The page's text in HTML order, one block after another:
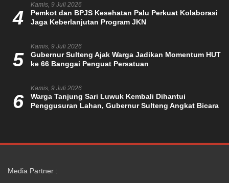
4
Kamis, 9 Juli 2026
Pemkot dan BPJS Kesehatan Palu Perkuat Kolaborasi
Jaga Keberlanjutan Program JKN
5
Kamis, 9 Juli 2026
Gubernur Sulteng Ajak Warga Jadikan Momentum HUT
ke 66 Banggai Penguat Persatuan
6
Kamis, 9 Juli 2026
Warga Tanjung Sari Luwuk Kembali Dihantui
Penggusuran Lahan, Gubernur Sulteng Angkat Bicara
Media Partner :